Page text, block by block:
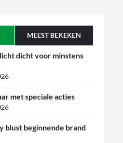
MEEST BEKEKEN
dicht voor minstens
met speciale acties
blust beginnende brand